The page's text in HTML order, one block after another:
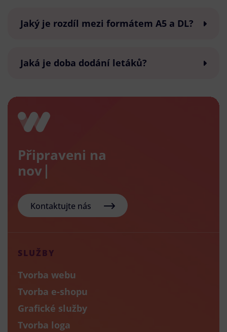
Jaký je rozdíl mezi formátem A5 a DL?
Jaká je doba dodání letáků?
Připraveni na
nový e-sho
Kontaktujte nás
SLUŽBY
Tvorba webu
Tvorba e-shopu
Grafické služby
Tvorba loga